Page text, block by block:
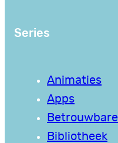
Series
Animaties
Apps
Bibliotheek